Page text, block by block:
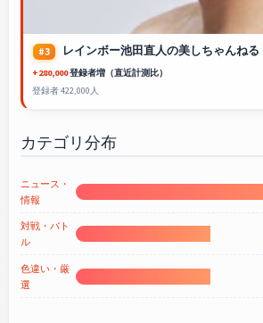
#3 レインボー池田直人の美しちゃんねる
+280,000登録者増（直近計測比）
登録者 422,000人
カテゴリ分布
ニュース・
情報
対戦・バト
ル
色違い・厳
選